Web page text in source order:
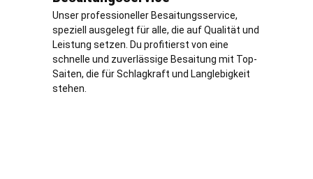
Unser professioneller Besaitungsservice,
speziell ausgelegt für alle, die auf Qualität und
Leistung setzen. Du profitierst von eine
schnelle und zuverlässige Besaitung mit Top-
Saiten, die für Schlagkraft und Langlebigkeit
stehen.